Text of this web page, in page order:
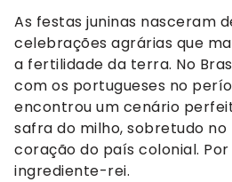
As festas juninas nasceram
celebrações agrárias que
a fertilidade da terra. No
com os portugueses no
encontrou um cenário
safra do milho, sobretudo no
coração do país colonial. Por
ingrediente-rei.